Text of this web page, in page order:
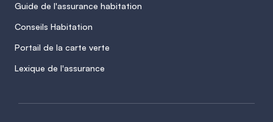
Guide de l'assurance habitation
Conseils Habitation
Portail de la carte verte
Lexique de l'assurance